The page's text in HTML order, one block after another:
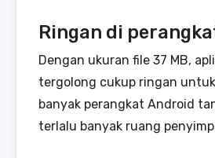
Ringan di
Dengan ukuran file 37 MB,
tergolong cukup ringan
banyak perangkat Android
terlalu banyak ruang